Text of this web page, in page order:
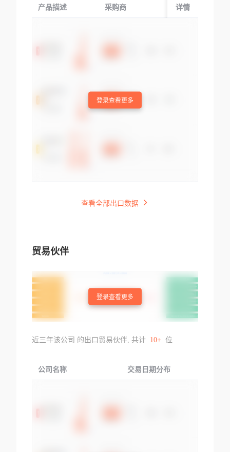
产品描述 采购商 起运国/地区
详情
登录查看更多
查看全部出口数据
贸易伙伴
登录查看更多
近三年该公司 的出口贸易伙伴, 共计 10+ 位
公司名称 交易日期分布